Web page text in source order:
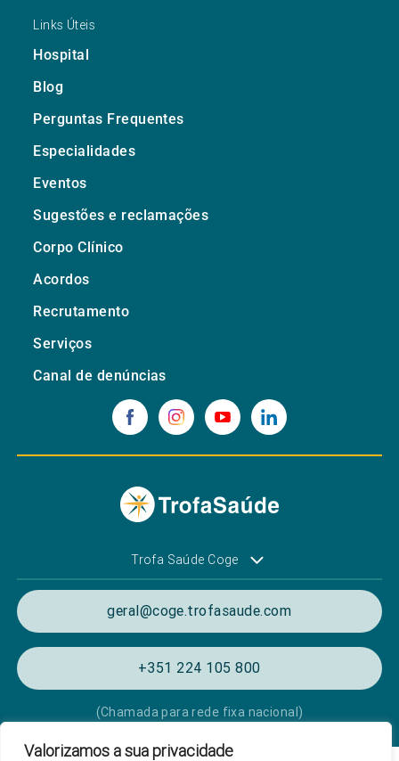
Valorizamos a sua privacidade
Links Úteis
Hospital
Blog
Perguntas Frequentes
Especialidades
Eventos
Sugestões e reclamações
Corpo Clínico
Acordos
Recrutamento
Serviços
Canal de denúncias
Trofa Saúde Coge
geral@coge.trofasaude.com
+351 224 105 800
(Chamada para rede fixa nacional)